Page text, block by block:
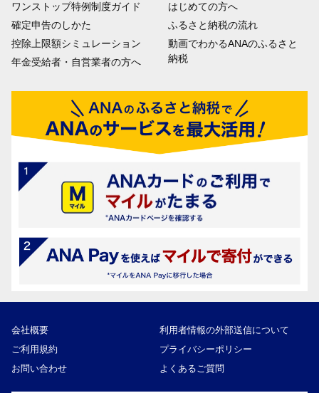
ワンストップ特例制度ガイド
確定申告のしかた
控除上限額シミュレーション
年金受給者・自営業者の方へ
はじめての方へ
ふるさと納税の流れ
動画でわかるANAのふるさと
納税
会社概要
利用者情報の外部送信について
ご利用規約
プライバシーポリシー
お問い合わせ
よくあるご質問